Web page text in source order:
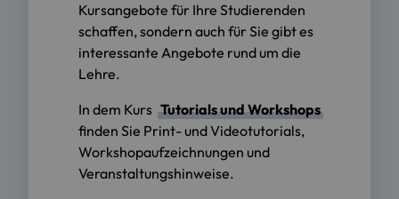
Kursangebote für Ihre Studierenden
schaffen, sondern auch für Sie gibt es
interessante Angebote rund um die
Lehre.
In dem Kurs Tutorials und Workshops
finden Sie Print- und Videotutorials,
Workshopaufzeichnungen und
Veranstaltungshinweise.